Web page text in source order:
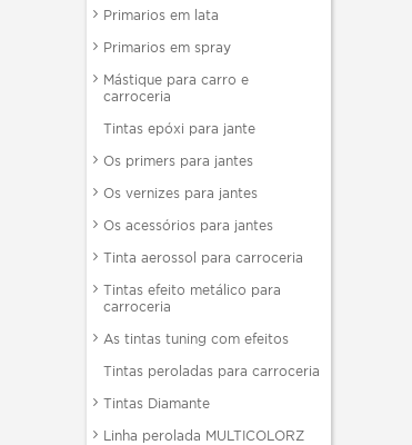
Primarios em lata
Primarios em spray
Mástique para carro e
carroceria
Tintas epóxi para jante
Os primers para jantes
Os vernizes para jantes
Os acessórios para jantes
Tinta aerossol para carroceria
Tintas efeito metálico para
carroceria
As tintas tuning com efeitos
Tintas peroladas para carroceria
Tintas Diamante
Linha perolada MULTICOLORZ